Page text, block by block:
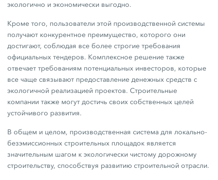
экологично и экономически выгодно.
Кроме того, пользователи этой производственной системы
получают конкурентное преимущество, которого они
достигают, соблюдая все более строгие требования
официальных тендеров. Комплексное решение также
отвечает требованиям потенциальных инвесторов, которые
все чаще связывают предоставление денежных средств с
экологичной реализацией проектов. Строительные
компании также могут достичь своих собственных целей
устойчивого развития.
В общем и целом, производственная система для локально-
безэмиссионных строительных площадок является
значительным шагом к экологически чистому дорожному
строительству, способствуя развитию строительной отрасли.